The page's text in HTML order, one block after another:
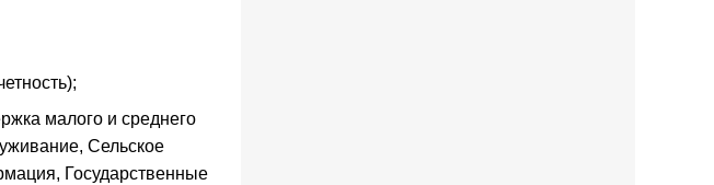
малого и среднего
Сельское
Государственные